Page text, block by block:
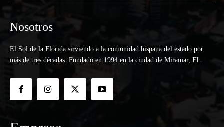
Nosotros
El Sol de la Florida sirviendo a la comunidad hispana del estado por
más de tres décadas. Fundado en 1994 en la ciudad de Miramar, FL.